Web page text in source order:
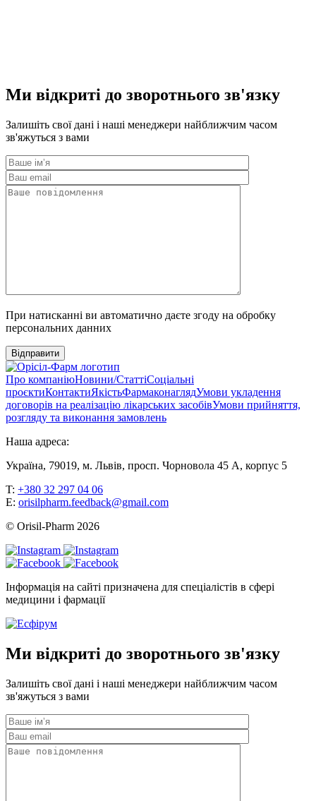
Ми відкриті до зворотнього зв'язку
Залишіть свої дані і наші менеджери найближчим часом
зв'яжуться з вами
При натисканні ви автоматично даєте згоду на обробку
персональних данних
Відправити
Про компаніюНовини/СтаттіСоціальні
проєктиКонтактиЯкістьФармаконаглядУмови укладення
договорів на реалізацію лікарських засобівУмови прийняття,
розгляду та виконання замовлень
Наша адреса:
Україна, 79019, м. Львів, просп. Чорновола 45 А, корпус 5
T: +380 32 297 04 06
E: orisilpharm.feedback@gmail.com
© Orisil-Pharm 2026
Інформація на сайті призначена для спеціалістів в сфері
медицини і фармації
Ми відкриті до зворотнього зв'язку
Залишіть свої дані і наші менеджери найближчим часом
зв'яжуться з вами